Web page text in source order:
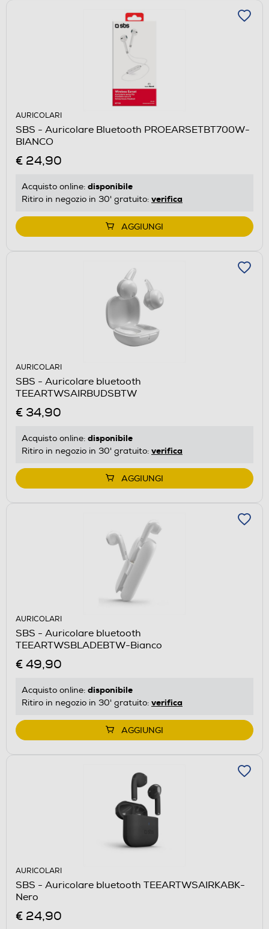
AURICOLARI
SBS - Auricolare Bluetooth PROEARSETBT700W-
BIANCO
€ 24,90
Acquisto online: disponibile
Ritiro in negozio in 30' gratuito: verifica
AGGIUNGI
AURICOLARI
SBS - Auricolare bluetooth
TEEARTWSAIRBUDSBTW
€ 34,90
Acquisto online: disponibile
Ritiro in negozio in 30' gratuito: verifica
AGGIUNGI
AURICOLARI
SBS - Auricolare bluetooth
TEEARTWSBLADEBTW-Bianco
€ 49,90
Acquisto online: disponibile
Ritiro in negozio in 30' gratuito: verifica
AGGIUNGI
AURICOLARI
SBS - Auricolare bluetooth TEEARTWSAIRKABK-
Nero
€ 24,90